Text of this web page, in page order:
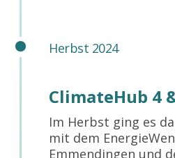
Herbst 2024
ClimateHub 4
Im Herbst ging es
mit dem
Emmendingen und